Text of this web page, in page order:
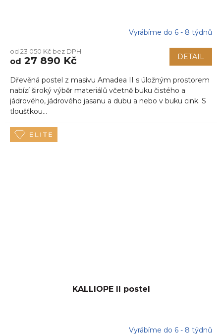
Vyrábíme do 6 - 8 týdnů
od 23 050 Kč bez DPH
od 27 890 Kč DETAIL
Dřevěná postel z masivu Amadea II s úložným prostorem
nabízí široký výběr materiálů včetně buku čistého a
jádrového, jádrového jasanu a dubu a nebo v buku cink. S
tloušťkou...
KALLIOPE II postel
Vyrábíme do 6 - 8 týdnů